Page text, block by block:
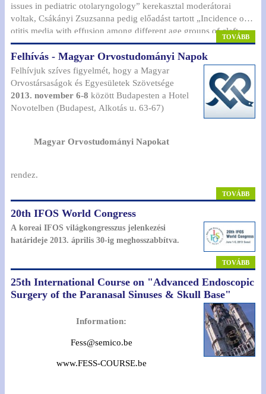
issues in pediatric otolaryngology” kerekasztal moderátorai
voltak, Csákányi Zsuzsanna pedig előadást tartott „Incidence of
otitis media with effusion among different age groups of cleft
palate children” címmel.
TOVÁBB
Felhívás - Magyar Orvostudományi Napok
Felhívjuk szíves figyelmét, hogy a Magyar
Orvostársaságok és Egyesületek Szövetsége
2013. november 6‐8 között Budapesten a Hotel
Novotelben (Budapest, Alkotás u. 63‐67)
Magyar Orvostudományi Napokat
rendez.
TOVÁBB
20th IFOS World Congress
A koreai IFOS világkongresszus jelenkezési
határideje 2013. április 30-ig meghosszabbítva.
TOVÁBB
25th International Course on "Advanced Endoscopic
Surgery of the Paranasal Sinuses & Skull Base"
Information:
Fess@semico.be
www.FESS-COURSE.be